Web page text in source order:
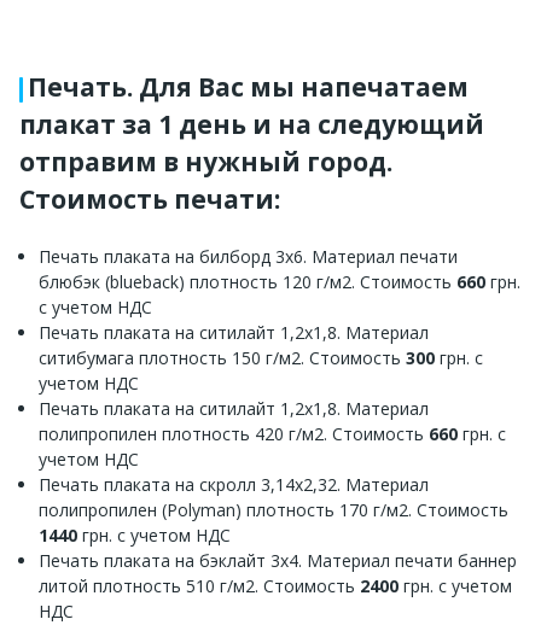
Печать. Для Вас мы напечатаем
плакат за 1 день и на следующий
отправим в нужный город.
Стоимость печати:
Печать плаката на билборд 3х6. Материал печати
блюбэк (blueback) плотность 120 г/м2. Стоимость 660 грн.
с учетом НДС
Печать плаката на ситилайт 1,2х1,8. Материал
ситибумага плотность 150 г/м2. Стоимость 300 грн. с
учетом НДС
Печать плаката на ситилайт 1,2х1,8. Материал
полипропилен плотность 420 г/м2. Стоимость 660 грн. с
учетом НДС
Печать плаката на скролл 3,14х2,32. Материал
полипропилен (Polyman) плотность 170 г/м2. Стоимость
1440 грн. с учетом НДС
Печать плаката на бэклайт 3х4. Материал печати баннер
литой плотность 510 г/м2. Стоимость 2400 грн. с учетом
НДС